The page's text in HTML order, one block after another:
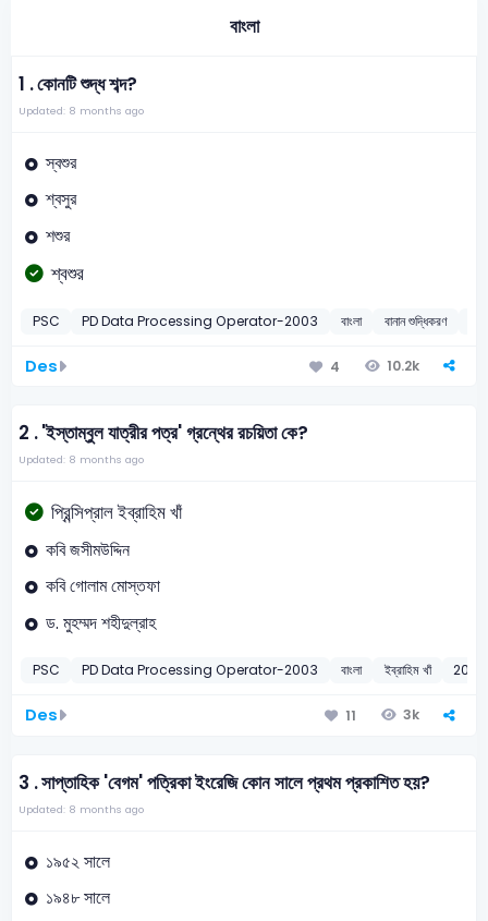
বাংলা
1 .কোনটি শুদ্ধ শব্দ?
Updated: 8 months ago
স্বশুর
শ্বসুর
শশুর
শ্বশুর
PSC PD Data Processing Operator-2003 বাংলা বানান শুদ্ধিকরণ
Des 4 10.2k
2 .'ইস্তাম্বুল যাত্রীর পত্র' গ্রন্থের রচয়িতা কে?
Updated: 8 months ago
প্রিন্সিপ্রাল ইব্রাহিম খাঁ
কবি জসীমউদ্দিন
কবি গোলাম মোস্তফা
ড. মুহম্মদ শহীদুল্রাহ
PSC PD Data Processing Operator-2003 বাংলা ইব্রাহিম খাঁ 2003
Des 11 3k
3 .সাপ্তাহিক 'বেগম' পত্রিকা ইংরেজি কোন সালে প্রথম প্রকাশিত হয়?
Updated: 8 months ago
১৯৫২ সালে
১৯৪৮ সালে